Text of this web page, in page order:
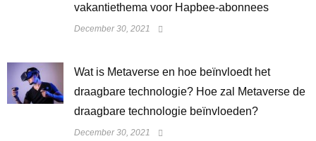
vakantiethema voor Hapbee-abonnees
December 30, 2021
Wat is Metaverse en hoe beïnvloedt het
draagbare technologie? Hoe zal Metaverse de
draagbare technologie beïnvloeden?
December 30, 2021